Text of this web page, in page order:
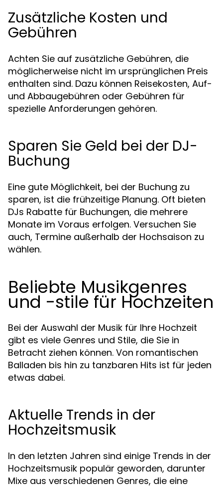
Zusätzliche Kosten und
Gebühren
Achten Sie auf zusätzliche Gebühren, die
möglicherweise nicht im ursprünglichen Preis
enthalten sind. Dazu können Reisekosten, Auf-
und Abbaugebühren oder Gebühren für
spezielle Anforderungen gehören.
Sparen Sie Geld bei der DJ-
Buchung
Eine gute Möglichkeit, bei der Buchung zu
sparen, ist die frühzeitige Planung. Oft bieten
DJs Rabatte für Buchungen, die mehrere
Monate im Voraus erfolgen. Versuchen Sie
auch, Termine außerhalb der Hochsaison zu
wählen.
Beliebte Musikgenres
und -stile für Hochzeiten
Bei der Auswahl der Musik für Ihre Hochzeit
gibt es viele Genres und Stile, die Sie in
Betracht ziehen können. Von romantischen
Balladen bis hin zu tanzbaren Hits ist für jeden
etwas dabei.
Aktuelle Trends in der
Hochzeitsmusik
In den letzten Jahren sind einige Trends in der
Hochzeitsmusik populär geworden, darunter
Mixe aus verschiedenen Genres, die eine